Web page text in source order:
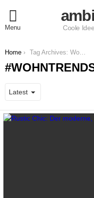
Menu Coole
You are here:
Home Tag Archives: Wohntrends